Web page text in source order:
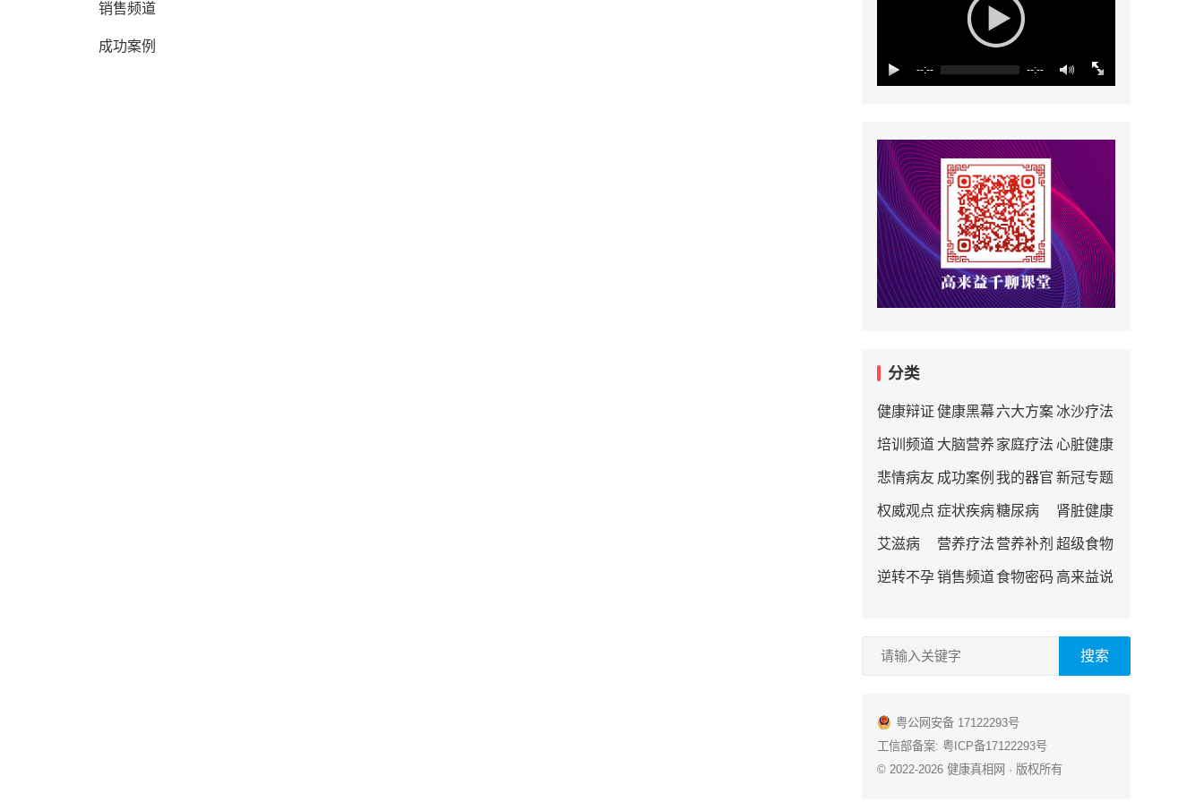
销售频道
成功案例
--:-- --:--
分类
健康辩证 健康黑幕 六大方案冰沙疗法
培训频道 大脑营养 家庭疗法 心脏健康
悲情病友 成功案例 我的器官 新冠专题
权威观点 症状疾病糖尿病 肾脏健康
艾滋病 营养疗法 营养补剂 超级食物
逆转不孕销售频道食物密码 高来益说
搜索
粤公网安备 17122293号
工信部备案: 粤ICP备17122293号
© 2022-2026 健康真相网 · 版权所有